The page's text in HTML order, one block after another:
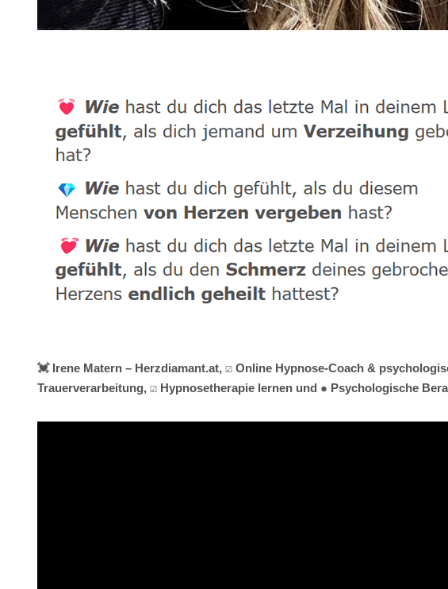
💓️ Irene Matern – Herzdiamant.at, ☑️ Online Hypnose-Coach &
Trauerverarbeitung, ☑️ Hypnosetherapie lernen und ✹ Psychologische